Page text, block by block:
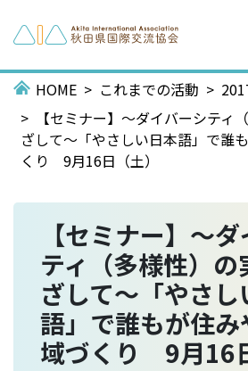
HOME これまでの活動
【セミナー】～ダイバーシティ
ざして～「やさしい日本語」で誰
くり 9月16日（土）
【セミナー】～
ティ（多様性）の
ざして～「やさ
語」で誰もが住
域づくり 9月16